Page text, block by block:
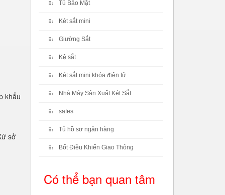
khẩu
sở
Tủ Bảo Mật
Két sắt mini
Giường Sắt
Kệ sắt
Két sắt mini khóa điện tử
Nhà Máy Sản Xuất Két Sắt
safes
Tủ hồ sơ ngân hàng
Bốt Điều Khiển Giao Thông
Có thể bạn quan tâm